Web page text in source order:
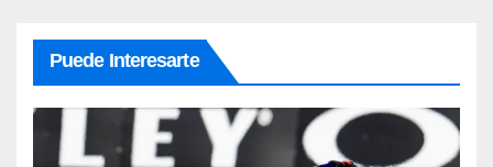
Puede Interesarte